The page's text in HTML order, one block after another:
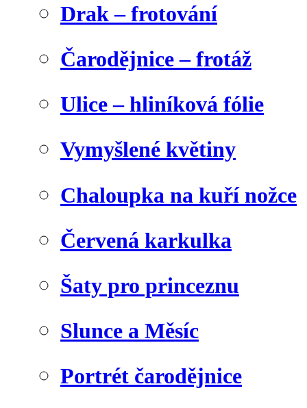
Drak – frotování
Čarodějnice – frotáž
Ulice – hliníková fólie
Vymyšlené květiny
Chaloupka na kuří nožce
Červená karkulka
Šaty pro princeznu
Slunce a Měsíc
Portrét čarodějnice